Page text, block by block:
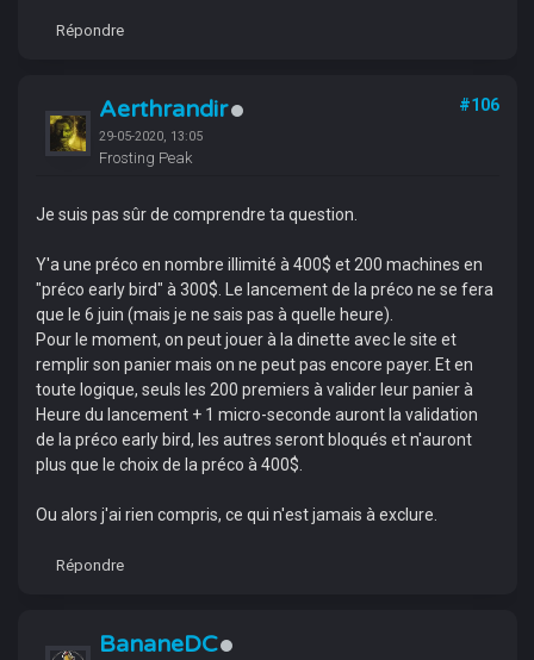
Répondre
Aerthrandir
29-05-2020, 13:05
Frosting Peak
#106
Je suis pas sûr de comprendre ta question.
Y'a une préco en nombre illimité à 400$ et 200 machines en
"préco early bird" à 300$. Le lancement de la préco ne se fera
que le 6 juin (mais je ne sais pas à quelle heure).
Pour le moment, on peut jouer à la dinette avec le site et
remplir son panier mais on ne peut pas encore payer. Et en
toute logique, seuls les 200 premiers à valider leur panier à
Heure du lancement + 1 micro-seconde auront la validation
de la préco early bird, les autres seront bloqués et n'auront
plus que le choix de la préco à 400$.
Ou alors j'ai rien compris, ce qui n'est jamais à exclure.
Répondre
BananeDC